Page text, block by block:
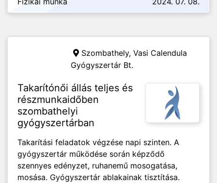
Szombathely, Vasi Calendula
Gyógyszertár Bt.
Takarítónői állás teljes és
részmunkaidőben
szombathelyi
gyógyszertárban
Takarítási feladatok végzése napi szinten. A
gyógyszertár működése során képződő
szennyes edényzet, ruhanemű mosogatása,
mosása. Gyógyszertár ablakainak tisztítása.